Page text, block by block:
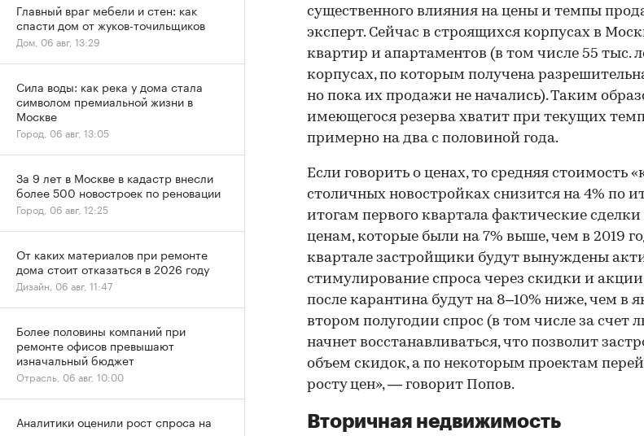
существенного влияния на цены и темпы
эксперт. Сейчас в строящихся корпусах в
квартир и апартаментов (в том числе 55 тыс.
корпусах, по которым получена
но пока их продажи не начались). Таким
имеющегося резерва хватит при текущих
примерно на два с половиной года.
Если говорить о ценах, то средняя стоимость
столичных новостройках снизится на 4% по
итогам первого квартала фактические
ценам, которые были на 7% выше, чем в 2019
квартале застройщики будут вынуждены
стимулирование спроса через скидки и
после карантина будут на 8–10% ниже, чем в
втором полугодии спрос (в том числе за счет
начнет восстанавливаться, что позволит
объем скидок, а по некоторым проектам
росту цен», — говорит Попов.
Вторичная недвижимость
Главный враг мебели и стен: как
спасти дом от жуков-точильщиков
Дом, 06 авг, 13:29
Сила воды: как река у дома стала
символом премиальной жизни в
Москве
Город, 06 авг, 13:05
За 9 лет в Москве в кадастр внесли
более 500 новостроек по реновации
Город, 06 авг, 12:25
От каких материалов при ремонте
дома стоит отказаться в 2026 году
Дизайн, 06 авг, 11:47
Более половины компаний при
ремонте офисов превышают
изначальный бюджет
Отрасль, 06 авг, 10:00
Аналитики оценили рост спроса на